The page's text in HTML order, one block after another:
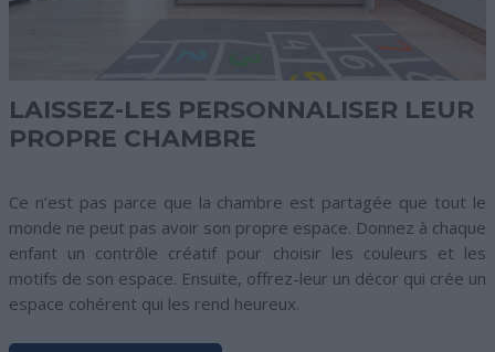
LAISSEZ-LES PERSONNALISER LEUR
PROPRE CHAMBRE
Ce n’est pas parce que la chambre est partagée que tout le
monde ne peut pas avoir son propre espace. Donnez à chaque
enfant un contrôle créatif pour choisir les couleurs et les
motifs de son espace. Ensuite, offrez-leur un décor qui crée un
espace cohérent qui les rend heureux.